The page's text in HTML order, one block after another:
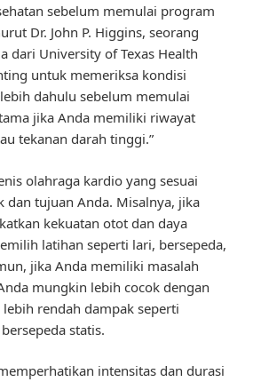
sebelum memulai program
Dr. John P. Higgins, seorang
dari University of Texas Health
untuk memeriksa kondisi
dahulu sebelum memulai
jika Anda memiliki riwayat
tekanan darah tinggi.”
olahraga kardio yang sesuai
dan tujuan Anda. Misalnya, jika
kekuatan otot dan daya
latihan seperti lari, bersepeda,
jika Anda memiliki masalah
mungkin lebih cocok dengan
rendah dampak seperti
statis.
intensitas dan durasi